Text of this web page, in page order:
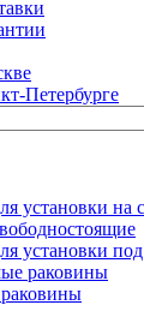
Петербурге
установки на
установки
раковины